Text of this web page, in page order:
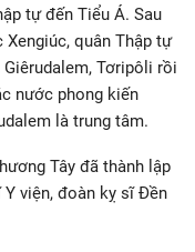
tự đến Tiểu Á. Sau
quân Thập tự
Tơripôli rồi
nước phong kiến
là trung tâm.
Tây đã thành lập
viện, đoàn kỵ sĩ Đền